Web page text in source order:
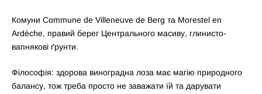
Комуни Commune de Villeneuve de Berg та Morestel en
Ardèche, правий берег Центрального масиву, глинисто-
вапнякові ґрунти.
Філософія: здорова виноградна лоза має магію природного
балансу, тож треба просто не заважати їй та дарувати